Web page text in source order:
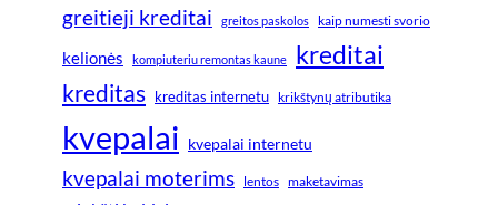
greitieji kreditai greitos paskolos kaip numesti svorio
kelionės kompiuteriu remontas kaune kreditai
kreditas kreditas internetu krikštynų atributika
kvepalai kvepalai internetu
kvepalai moterims lentos maketavimas